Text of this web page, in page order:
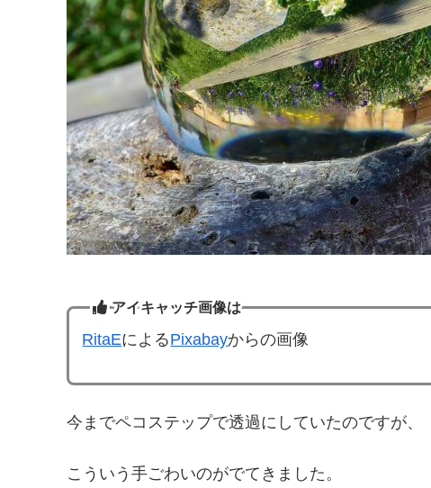
アイキャッチ画像は
RitaEによるPixabayからの画像
今までペコステップで透過にしていたのですが、
こういう手ごわいのがでてきました。